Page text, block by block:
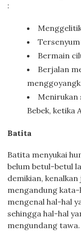
:
Bermain
Berjalan
Menirukan
Bebek, ketika
Batita
Batita menyukai
belum betul-betul
demikian,
mengandung
mengenal hal-hal
sehingga hal-hal
mengundang tawa.